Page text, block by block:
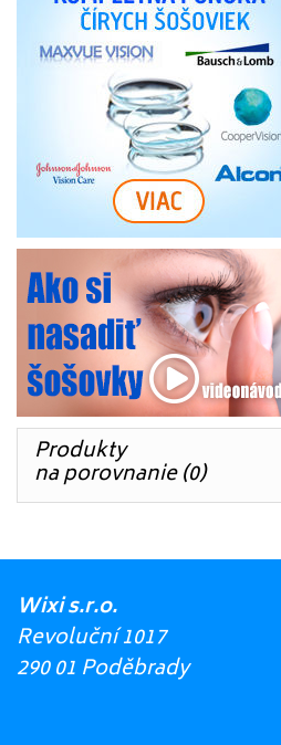
Produkty
na porovnanie (0)
Wixi s.r.o.
Revoluční 1017
290 01 Poděbrady